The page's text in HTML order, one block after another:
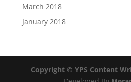
March 2018
January 2018
Copyright © YPS Content